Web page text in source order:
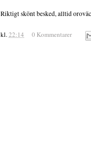
Riktigt skönt besked, alltid
kl.22:14 0 Kommentarer